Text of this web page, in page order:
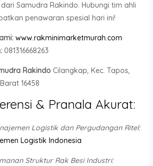
Samudra Rakindo. Hubungi tim ahli
penawaran spesial hari ini!
www.rakminimarketmurah.com
081316668263
RakindoCilangkap, Kec. Tapos,
16458
& Pranala Akurat:
Logistik dan Pergudangan Ritel:
Logistik Indonesia
Struktur Rak Besi Industri: